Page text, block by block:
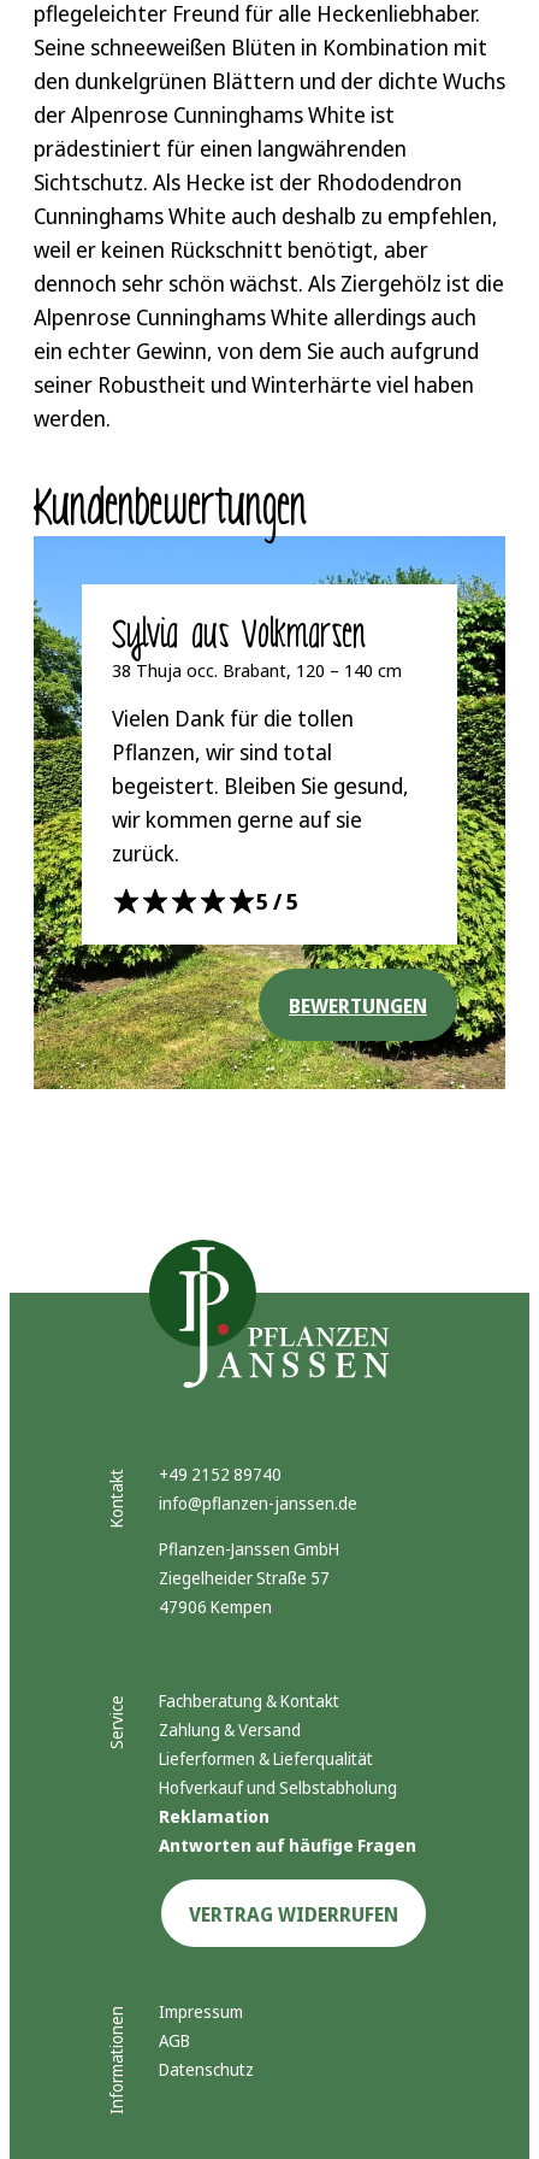
die anderen Sorten sehr empfindlich gegenüber
Kalk. Um den Boden auch weiterhin kalkfrei zu
halten, sollten Sie Ihre Pflanze am besten mit
Regenwasser gießen. Beim Gießen sollten Sie
zudem darauf achten, die Erde zwischen den
Bewässerungsperioden immer wieder
abtrocknen zu lassen, damit Staunässe
vermieden wird. Mehr Tipps finden Sie in
unseremHeckenratgeber.
allerdings wieder ausgleichen. Die Düngung
können Sie im Zeitraum von April bis August
vornehmen.
pflegeleichter Freund für alle Heckenliebhaber.
Seine schneeweißen Blüten in Kombination mit
den dunkelgrünen Blättern und der dichte Wuchs
der Alpenrose Cunninghams White ist
prädestiniert für einen langwährenden
Sichtschutz. Als Hecke ist der Rhododendron
Cunninghams White auch deshalb zu empfehlen,
weil er keinen Rückschnitt benötigt, aber
dennoch sehr schön wächst. Als Ziergehölz ist die
Alpenrose Cunninghams White allerdings auch
ein echter Gewinn, von dem Sie auch aufgrund
seiner Robustheit und Winterhärte viel haben
werden.
Kunden­bewertungen
Sylvia aus Volkmarsen
38 Thuja occ. Brabant, 120 – 140 cm
Vielen Dank für die tollen
Pflanzen, wir sind total
begeistert. Bleiben Sie gesund,
wir kommen gerne auf sie
zurück.
5/5
BEWERTUNGEN
Kontakt
+49 2152 89740
info@pflanzen-janssen.de
Pflanzen-Janssen GmbH
Ziegelheider Straße 57
47906 Kempen
Service
Fachberatung & Kontakt
Zahlung & Versand
Lieferformen & Lieferqualität
Hofverkauf und Selbstabholung
Reklamation
Antworten auf häufige Fragen
VERTRAG WIDERRUFEN
Informationen
Impressum
AGB
Datenschutz